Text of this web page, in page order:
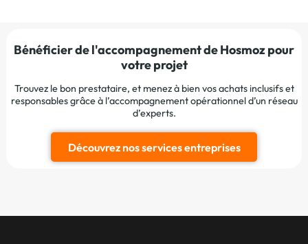
Bénéficier de l'accompagnement de Hosmoz pour
votre projet
Trouvez le bon prestataire, et menez à bien vos achats inclusifs et
responsables grâce à l’accompagnement opérationnel d’un réseau
d’experts.
Découvrez nos services entreprises